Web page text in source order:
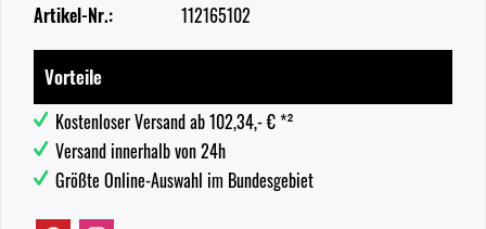
Artikel-Nr.: 112165102
Vorteile
Kostenloser Versand ab 102,34,- € *²
Versand innerhalb von 24h
Größte Online-Auswahl im Bundesgebiet